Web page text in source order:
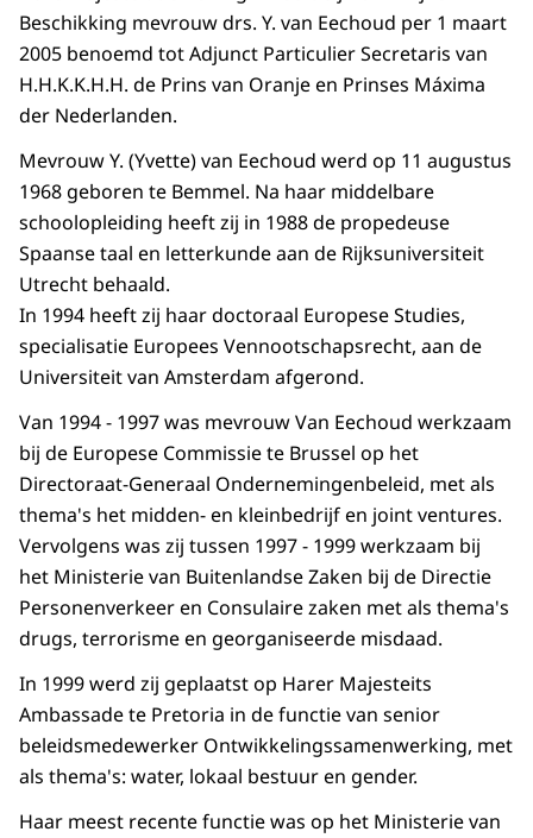
Beschikking mevrouw drs. Y. van Eechoud per 1 maart
2005 benoemd tot Adjunct Particulier Secretaris van
H.H.K.K.H.H. de Prins van Oranje en Prinses Máxima
der Nederlanden.
Mevrouw Y. (Yvette) van Eechoud werd op 11 augustus
1968 geboren te Bemmel. Na haar middelbare
schoolopleiding heeft zij in 1988 de propedeuse
Spaanse taal en letterkunde aan de Rijksuniversiteit
Utrecht behaald.
In 1994 heeft zij haar doctoraal Europese Studies,
specialisatie Europees Vennootschapsrecht, aan de
Universiteit van Amsterdam afgerond.
Van 1994 - 1997 was mevrouw Van Eechoud werkzaam
bij de Europese Commissie te Brussel op het
Directoraat-Generaal Ondernemingenbeleid, met als
thema's het midden- en kleinbedrijf en joint ventures.
Vervolgens was zij tussen 1997 - 1999 werkzaam bij
het Ministerie van Buitenlandse Zaken bij de Directie
Personenverkeer en Consulaire zaken met als thema's
drugs, terrorisme en georganiseerde misdaad.
In 1999 werd zij geplaatst op Harer Majesteits
Ambassade te Pretoria in de functie van senior
beleidsmedewerker Ontwikkelingssamenwerking, met
als thema's: water, lokaal bestuur en gender.
Haar meest recente functie was op het Ministerie van